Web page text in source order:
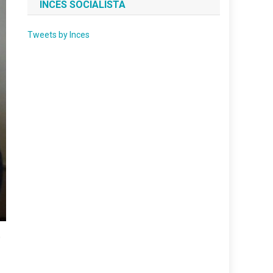
INCES SOCIALISTA
Tweets by Inces